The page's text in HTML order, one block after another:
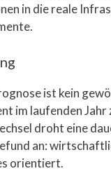
in die reale
ist kein
im laufenden
droht eine
an:
orientiert.